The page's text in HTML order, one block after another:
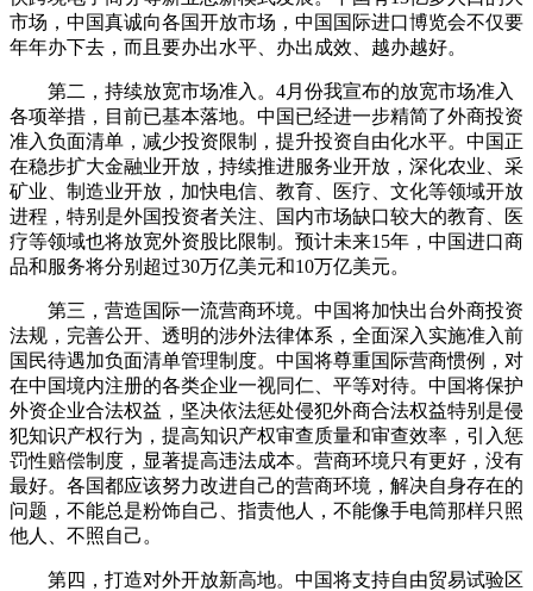
市场，中国真诚向各国开放市场，中国国际进口博览会不仅要
年年办下去，而且要办出水平、办出成效、越办越好。
第二，持续放宽市场准入。4月份我宣布的放宽市场准入
各项举措，目前已基本落地。中国已经进一步精简了外商投资
准入负面清单，减少投资限制，提升投资自由化水平。中国正
在稳步扩大金融业开放，持续推进服务业开放，深化农业、采
矿业、制造业开放，加快电信、教育、医疗、文化等领域开放
进程，特别是外国投资者关注、国内市场缺口较大的教育、医
疗等领域也将放宽外资股比限制。预计未来15年，中国进口商
品和服务将分别超过30万亿美元和10万亿美元。
第三，营造国际一流营商环境。中国将加快出台外商投资
法规，完善公开、透明的涉外法律体系，全面深入实施准入前
国民待遇加负面清单管理制度。中国将尊重国际营商惯例，对
在中国境内注册的各类企业一视同仁、平等对待。中国将保护
外资企业合法权益，坚决依法惩处侵犯外商合法权益特别是侵
犯知识产权行为，提高知识产权审查质量和审查效率，引入惩
罚性赔偿制度，显著提高违法成本。营商环境只有更好，没有
最好。各国都应该努力改进自己的营商环境，解决自身存在的
问题，不能总是粉饰自己、指责他人，不能像手电筒那样只照
他人、不照自己。
第四，打造对外开放新高地。中国将支持自由贸易试验区